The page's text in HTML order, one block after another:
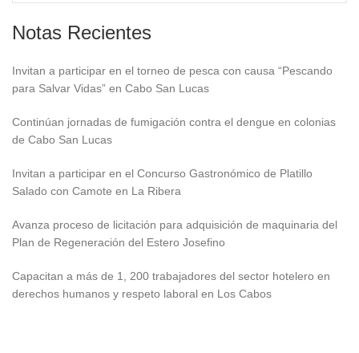
Notas Recientes
Invitan a participar en el torneo de pesca con causa “Pescando
para Salvar Vidas” en Cabo San Lucas
Continúan jornadas de fumigación contra el dengue en colonias
de Cabo San Lucas
Invitan a participar en el Concurso Gastronómico de Platillo
Salado con Camote en La Ribera
Avanza proceso de licitación para adquisición de maquinaria del
Plan de Regeneración del Estero Josefino
Capacitan a más de 1, 200 trabajadores del sector hotelero en
derechos humanos y respeto laboral en Los Cabos